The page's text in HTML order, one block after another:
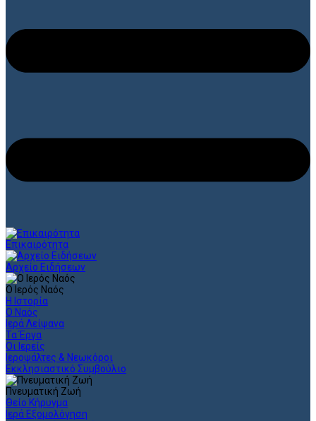
Επικαιρότητα
Αρχείο Ειδήσεων
Ο Ιερός Ναός
Η Ιστορία
Ο Ναός
Ιερά Λείψανα
Τα Έργα
Οι Ιερείς
Ιεροψάλτες & Νεωκόροι
Εκκλησιαστικό Συμβούλιο
Πνευματική Ζωή
Θείο Κήρυγμα
Ιερά Εξομολόγηση